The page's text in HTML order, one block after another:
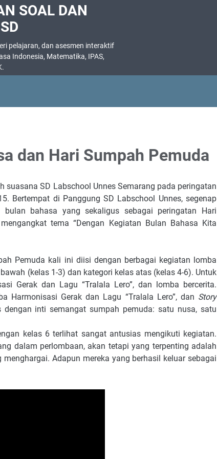
SOAL DAN
pelajaran, dan asesmen interaktif
Indonesia, Matematika, IPAS,
dan Hari Sumpah Pemuda
suasana SD Labschool Unnes Semarang pada peringatan
. Bertempat di Panggung SD Labschool Unnes, segenap
bahasa yang sekaligus sebagai peringatan Hari
tema“Dengan Kegiatan Bulan Bahasa Kita
Pemuda kali ini diisi dengan berbagai kegiatan lomba
(kelas 1-3) dan kategori kelas atas (kelas 4-6). Untuk
Gerak dan Lagu “Tralala Lero”, dan lomba bercerita.
Harmonisasi Gerak dan Lagu “Tralala Lero”, dan Story
inti semangat sumpah pemuda: satu nusa, satu
kelas 6 terlihat sangat antusias mengikuti kegiatan.
dalam perlombaan, akan tetapi yang terpenting adalah
Adapun mereka yang berhasil keluar sebagai